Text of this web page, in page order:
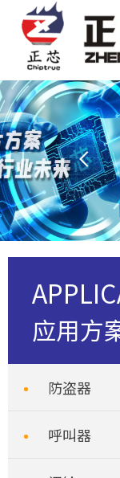
应用方
防盗器
呼叫器